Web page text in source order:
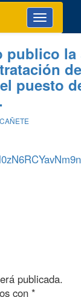
Toggle
navigation
publico la
puesto
publicada.
con *